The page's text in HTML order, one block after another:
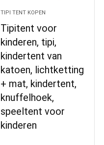
TIPI TENT KOPEN
Tipitent voor
kinderen, tipi,
kindertent van
katoen, lichtketting
+ mat, kindertent,
knuffelhoek,
speeltent voor
kinderen